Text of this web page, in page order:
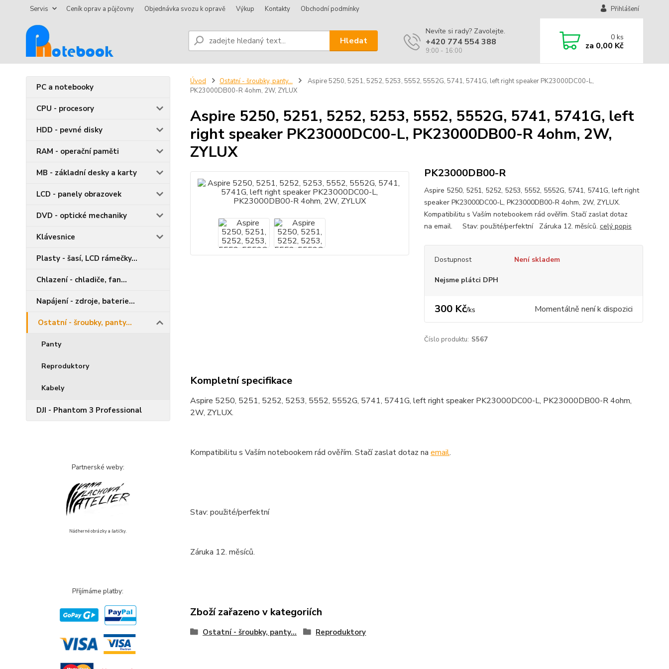
Servis Ceník oprav a půjčovny Objednávka svozu k opravě Výkup Kontakty Obchodní podmínky Přihlášení
Hledat
Nevíte si rady? Zavolejte.
+420 774 554 388
9:00 - 16:00
0ks
za 0,00 Kč
PC a notebooky
CPU - procesory
HDD - pevné disky
RAM - operační paměti
MB - základní desky a karty
LCD - panely obrazovek
DVD - optické mechaniky
Klávesnice
Plasty - šasí, LCD rámečky...
Chlazení - chladiče, fan...
Napájení - zdroje, baterie...
Ostatní - šroubky, panty...
Panty
Reproduktory
Kabely
DJI - Phantom 3 Professional
Partnerské weby:
Nádherné obrázky a šatičky.
Příjímáme platby:
Úvod Ostatní - šroubky, panty...
Aspire 5250, 5251, 5252, 5253, 5552, 5552G, 5741, 5741G, left right speaker PK23000DC00-L,
PK23000DB00-R 4ohm, 2W, ZYLUX
Aspire 5250, 5251, 5252, 5253, 5552, 5552G, 5741, 5741G, left
right speaker PK23000DC00-L, PK23000DB00-R 4ohm, 2W,
ZYLUX
PK23000DB00-R
Aspire 5250, 5251, 5252, 5253, 5552, 5552G, 5741, 5741G, left right
speaker PK23000DC00-L, PK23000DB00-R 4ohm, 2W, ZYLUX.
Kompatibilitu s Vaším notebookem rád ověřím. Stačí zaslat dotaz
na email. Stav: použité/perfektní Záruka 12. měsíců. celý popis
Dostupnost Není skladem
Nejsme plátci DPH
300 Kč/ks Momentálně není k dispozici
Číslo produktu: S567
Kompletní specifikace
Aspire 5250, 5251, 5252, 5253, 5552, 5552G, 5741, 5741G, left right speaker PK23000DC00-L, PK23000DB00-R 4ohm,
2W, ZYLUX.
Kompatibilitu s Vaším notebookem rád ověřím. Stačí zaslat dotaz na email.
Stav: použité/perfektní
Záruka 12. měsíců.
Zboží zařazeno v kategoriích
Ostatní - šroubky, panty... Reproduktory